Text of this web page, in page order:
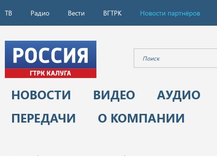
ТВ Радио Вести ВГТРК Новости партнёров
НОВОСТИ ВИДЕО
АУДИО
ПЕРЕДАЧИ
О КОМПАНИИ